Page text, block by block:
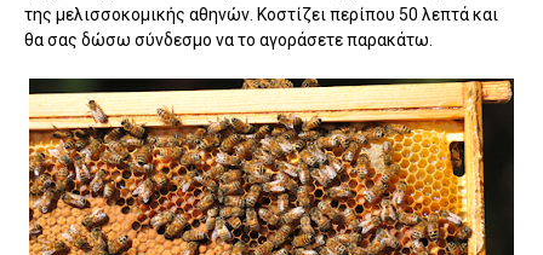
της μελισσοκομικής αθηνών. Κοστίζει περίπου 50 λεπτά και
θα σας δώσω σύνδεσμο να το αγοράσετε παρακάτω.